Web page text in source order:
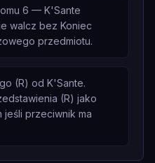
6 — K'Sante
walcz bez Koniec
przedmiotu.
(R) od K'Sante.
(R) jako
jeśli przeciwnik ma